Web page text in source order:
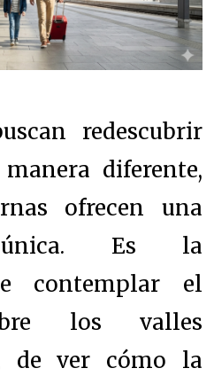
redescubrir
diferente,
ofrecen una
única. Es la
contemplar el
los valles
de ver cómo la